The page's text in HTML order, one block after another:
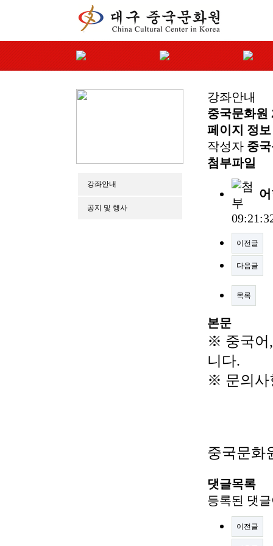
강좌안내
공지 및 행사
강좌안내
중국문화원
페이지 정보
작성자 중
첨부파일
이전글
다음글
목록
본문
※ 중국어
니다.
※ 문의
중국문화
댓글목록
등록된 댓
이전글